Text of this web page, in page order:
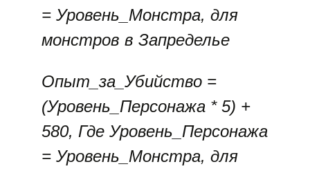
= Уровень_Монстра, для
монстров в Запределье
Опыт_за_Убийство =
(Уровень_Персонажа * 5) +
580, Где Уровень_Персонажа
= Уровень_Монстра, для